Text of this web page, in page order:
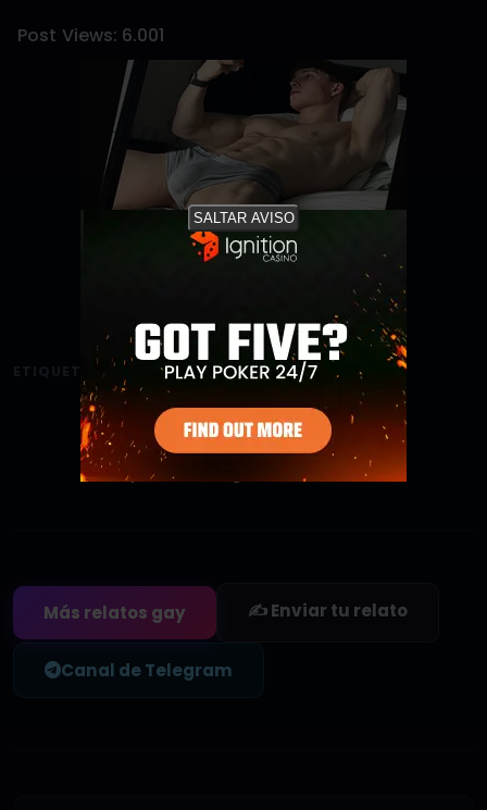
Post Views: 6.001
ETIQUETAS: #Grindr
Agregar a favoritos
Sé el primero en guardar este relato
Más relatos gay ✍️ Enviar tu relato
Canal de Telegram
SALTAR AVISO